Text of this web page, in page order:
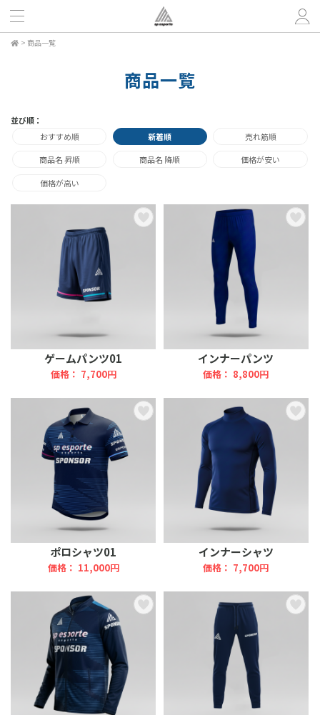
> 商品一覧
商品一覧
並び順：
おすすめ順
新着順 売れ筋順
商品名 昇順 商品名 降順 価格が安い
価格が高い
ゲームパンツ01
価格： 7,700円
インナーパンツ
価格： 8,800円
ポロシャツ01
価格： 11,000円
インナーシャツ
価格： 7,700円